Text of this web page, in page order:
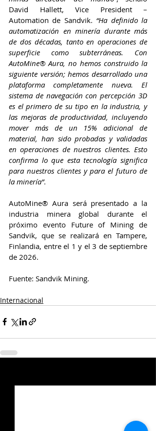
David Hallett, Vice President –
Automation de Sandvik. “Ha definido la
automatización en minería durante más
de dos décadas, tanto en operaciones de
superficie como subterráneas. Con
AutoMine® Aura, no hemos construido la
siguiente versión; hemos desarrollado una
plataforma completamente nueva. El
sistema de navegación con percepción 3D
es el primero de su tipo en la industria, y
las mejoras de productividad, incluyendo
mover más de un 15% adicional de
material, han sido probadas y validadas
en operaciones de nuestros clientes. Esto
confirma lo que esta tecnología significa
para nuestros clientes y para el futuro de
la minería”.
AutoMine® Aura será presentado a la
industria minera global durante el
próximo evento Future of Mining de
Sandvik, que se realizará en Tampere,
Finlandia, entre el 1 y el 3 de septiembre
de 2026.
Fuente: Sandvik Mining.
Internacional